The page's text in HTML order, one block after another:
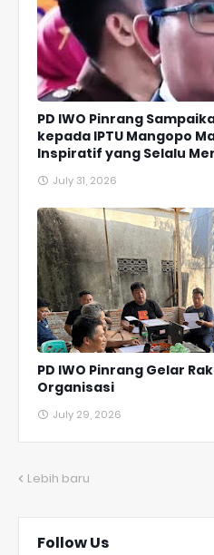
PD IWO Pinrang
kepada IPTU Mangopo
Inspiratif yang Selalu
July 31, 2026
PD IWO Pinrang Gelar
Organisasi
July 29, 2026
Lebih baru
Follow Us